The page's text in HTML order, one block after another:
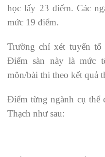
học lấy 23 điểm. Các
mức 19 điểm.
Trường chỉ xét tuyển
Điểm sàn này là mức
môn/bài thi theo kết quả
Điểm từng ngành cụ thể
Thạch như sau: